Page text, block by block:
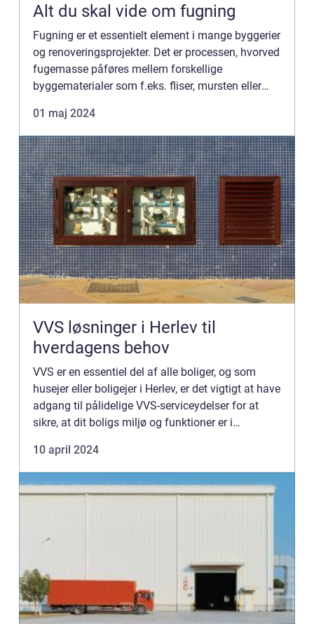
Alt du skal vide om fugning
Fugning er et essentielt element i mange byggerier
og renoveringsprojekter. Det er processen, hvorved
fugemasse påføres mellem forskellige
byggematerialer som f.eks. fliser, mursten eller
kun et æste...
01 maj 2024
VVS løsninger i Herlev til
hverdagens behov
VVS er en essentiel del af alle boliger, og som
husejer eller boligejer i Herlev, er det vigtigt at have
adgang til pålidelige VVS-serviceydelser for at
sikre, at dit boligs miljø og funktioner er i
ve...
10 april 2024